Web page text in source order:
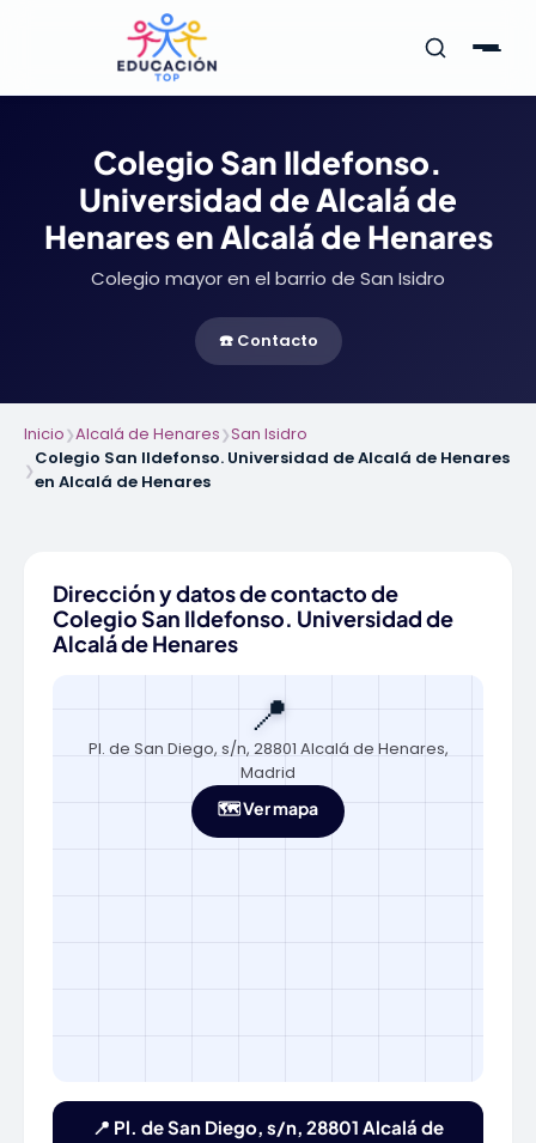
Colegio San Ildefonso.
Universidad de Alcalá de
Henares en Alcalá de Henares
Colegio mayor en el barrio de San Isidro
☎️ Contacto
Inicio❯Alcalá de Henares❯San Isidro
❯
Colegio San Ildefonso. Universidad de Alcalá de Henares
en Alcalá de Henares
Dirección y datos de contacto de
Colegio San Ildefonso. Universidad de
Alcalá de Henares
📍
Pl. de San Diego, s/n, 28801 Alcalá de Henares,
Madrid
🗺️ Ver mapa
📍 Pl. de San Diego, s/n, 28801 Alcalá de